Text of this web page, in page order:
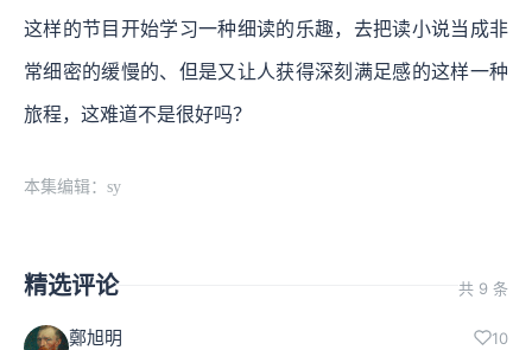
这样的节目开始学习一种细读的乐趣，去把读小说当成非
常细密的缓慢的、但是又让人获得深刻满足感的这样一种
旅程，这难道不是很好吗？
本集编辑：sy
精选评论 共 9 条
鄭旭明 10